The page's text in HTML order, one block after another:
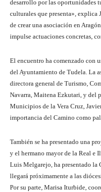
desarrollo por las oportunidades
culturales que presenta», explica
de crear una asociación en
impulse actuaciones concretas,
El encuentro ha comenzado con
del Ayuntamiento de Tudela. La
directora general de Turismo,
Navarra, Maitena Ezkutari, y del
Municipios de la Vera Cruz,
importancia del Camino como
También se ha presentado una
y el hermano mayor de la Real e
Luis Melgarejo, ha presentado la
llegará próximamente a las
Por su parte, Marisa Iturbide,